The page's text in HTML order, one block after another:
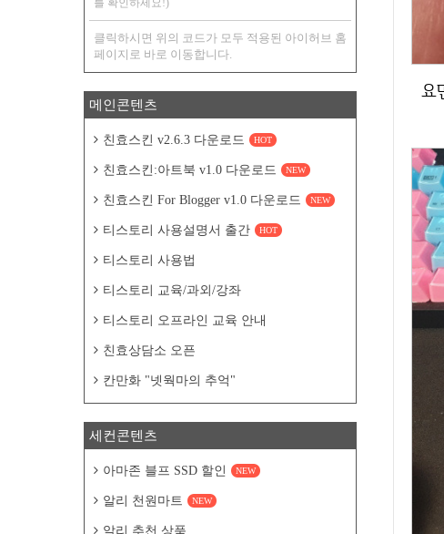
를 확인하세요!)
클릭하시면 위의 코드가 모두 적용된 아이허브 홈
페이지로 바로 이동합니다.
메인콘텐츠
친효스킨 v2.6.3 다운로드 HOT
친효스킨:아트북 v1.0 다운로드 NEW
친효스킨 For Blogger v1.0 다운로드 NEW
티스토리 사용설명서 출간 HOT
티스토리 사용법
티스토리 교육/과외/강좌
티스토리 오프라인 교육 안내
친효상담소 오픈
칸만화 "넷웍마의 추억"
세컨콘텐츠
아마존 블프 SSD 할인 NEW
알리 천원마트 NEW
알리 추천 상품